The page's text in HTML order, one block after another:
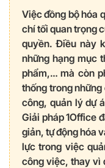
Việc đồng bộ hóa
chí tối quan trọng
quyền. Điều này
những hạng mục
phẩm,… mà còn
thống trong
công, quản lý dự
Giải pháp 1Office
giản, tự động hóa
lực trong việc
công việc, thay vì